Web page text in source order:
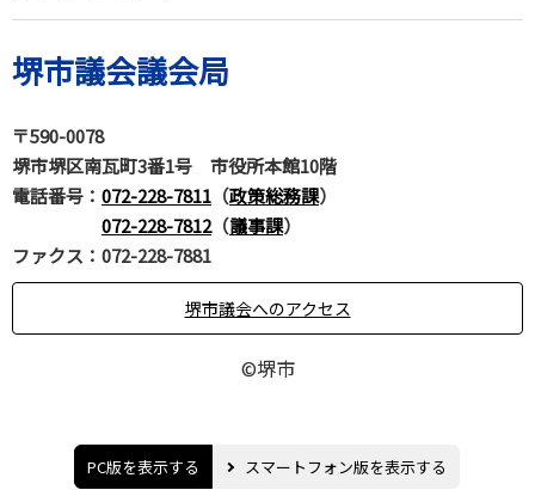
堺市議会議会局
〒590-0078
堺市堺区南瓦町3番1号 市役所本館10階
電話番号 ： 072-228-7811 （政策総務課）
072-228-7812（議事課）
ファクス：072-228-7881
堺市議会へのアクセス
©堺市
PC版を表示する スマートフォン版を表示する